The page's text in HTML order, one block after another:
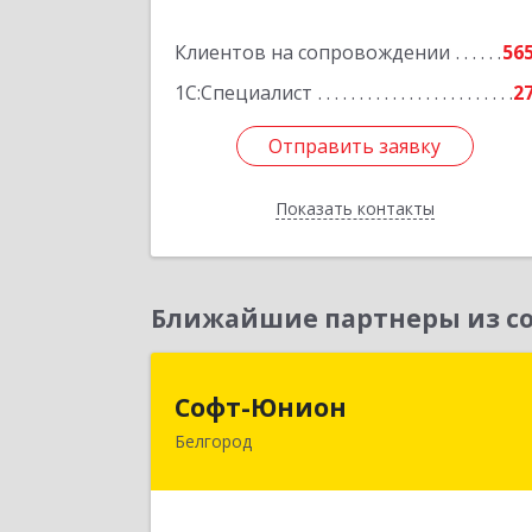
Клиентов на сопровождении
1С:Специалист
Отправить заявку
Показать контакты
Отправить заявку
Назад
Ближайшие партнеры из
Софт-Юнион
Белгород
308014, Белгородская обл, Белгород г,